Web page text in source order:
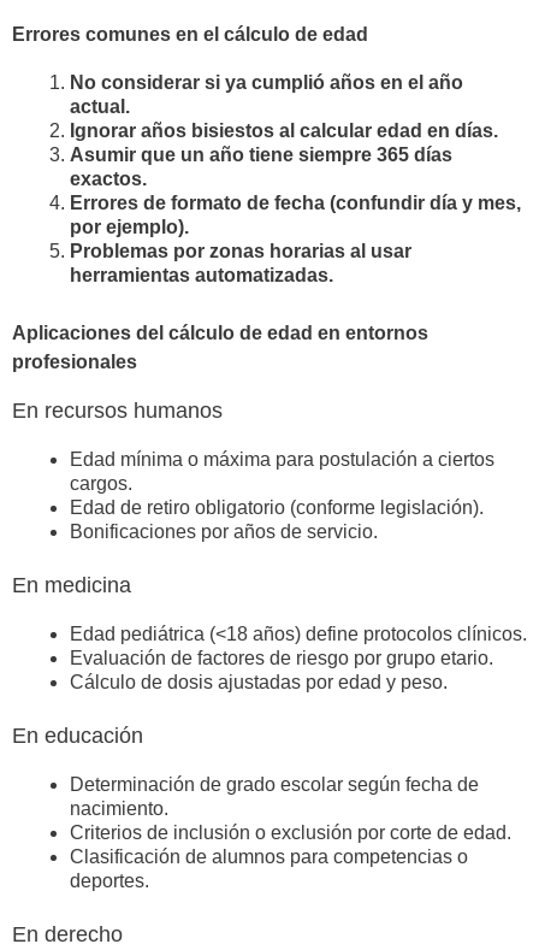
Errores comunes en el cálculo de edad
No considerar si ya cumplió años en el año
actual.
Ignorar años bisiestos al calcular edad en días.
Asumir que un año tiene siempre 365 días
exactos.
Errores de formato de fecha (confundir día y mes,
por ejemplo).
Problemas por zonas horarias al usar
herramientas automatizadas.
Aplicaciones del cálculo de edad en entornos
profesionales
En recursos humanos
Edad mínima o máxima para postulación a ciertos
cargos.
Edad de retiro obligatorio (conforme legislación).
Bonificaciones por años de servicio.
En medicina
Edad pediátrica (<18 años) define protocolos clínicos.
Evaluación de factores de riesgo por grupo etario.
Cálculo de dosis ajustadas por edad y peso.
En educación
Determinación de grado escolar según fecha de
nacimiento.
Criterios de inclusión o exclusión por corte de edad.
Clasificación de alumnos para competencias o
deportes.
En derecho